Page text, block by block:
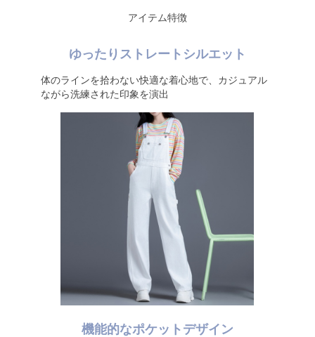
アイテム特徴
ゆったりストレートシルエット
体のラインを拾わない快適な着心地で、カジュアル
ながら洗練された印象を演出
機能的なポケットデザイン